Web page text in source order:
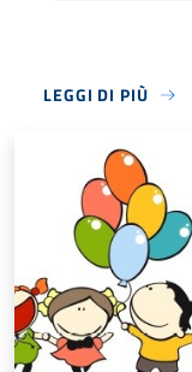
LEGGI DI PIÙ